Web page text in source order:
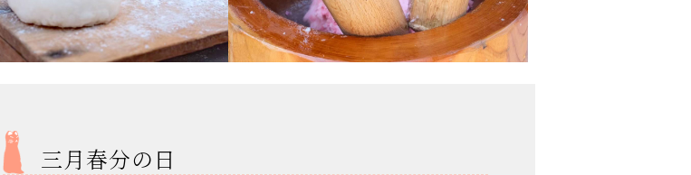
三月春分の日